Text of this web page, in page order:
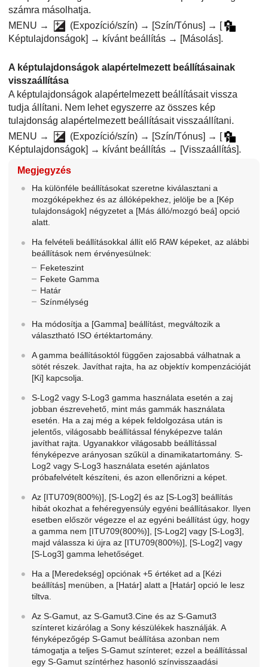
számra másolhatja.
MENU → (Expozíció/szín) → [Szín/Tónus] → [
Képtulajdonságok] → kívánt beállítás → [Másolás].
A képtulajdonságok alapértelmezett beállításainak
visszaállítása
A képtulajdonságok alapértelmezett beállításait vissza
tudja állítani. Nem lehet egyszerre az összes kép
tulajdonság alapértelmezett beállításait visszaállítani.
MENU → (Expozíció/szín) → [Szín/Tónus] → [
Képtulajdonságok] → kívánt beállítás → [Visszaállítás].
Megjegyzés
Ha különféle beállításokat szeretne kiválasztani a
mozgóképekhez és az állóképekhez, jelölje be a [Kép
tulajdonságok] négyzetet a [Más álló/mozgó beá] opció
alatt.
Ha felvételi beállításokkal állít elő RAW képeket, az alábbi
beállítások nem érvényesülnek:
Feketeszint
Fekete Gamma
Határ
Színmélység
Ha módosítja a [Gamma] beállítást, megváltozik a
választható ISO értéktartomány.
A gamma beállításoktól függően zajosabbá válhatnak a
sötét részek. Javíthat rajta, ha az objektív kompenzációját
[Ki] kapcsolja.
S-Log2 vagy S-Log3 gamma használata esetén a zaj
jobban észrevehető, mint más gammák használata
esetén. Ha a zaj még a képek feldolgozása után is
jelentős, világosabb beállítással fényképezve talán
javíthat rajta. Ugyanakkor világosabb beállítással
fényképezve arányosan szűkül a dinamikatartomány. S-
Log2 vagy S-Log3 használata esetén ajánlatos
próbafelvételt készíteni, és azon ellenőrizni a képet.
Az [ITU709(800%)] [S-Log2] és az [S-Log3] beállítás
hibát okozhat a fehéregyensúly egyéni beállításakor. Ilyen
esetben először végezze el az egyéni beállítást úgy, hogy
a gamma nem [ITU709(800%)] [S-Log2] vagy [S-Log3]
majd válassza ki újra az [ITU709(800%)] [S-Log2] vagy
[S-Log3] gamma lehetőséget.
Ha a [Meredekség] opciónak +5 értéket ad a [Kézi
beállítás] menüben, a [Határ] alatt a [Határ] opció le lesz
tiltva.
Az S-Gamut, az S-Gamut3.Cine és az S-Gamut3
színteret kizárólag a Sony készülékek használják. A
fényképezőgép S-Gamut beállítása azonban nem
támogatja a teljes S-Gamut színteret; ezzel a beállítással
egy S-Gamut színtérhez hasonló színvisszaadási